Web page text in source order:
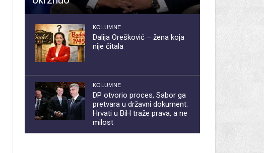
KOLUMNE
Dalija Orešković – žena koja
nije čitala
KOLUMNE
DP otvorio proces, Sabor ga
pretvara u državni dokument:
Hrvati u BiH traže prava, a ne
milost